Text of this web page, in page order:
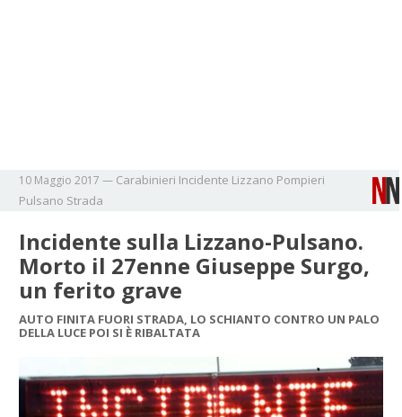
10 Maggio 2017 — Carabinieri Incidente Lizzano Pompieri
Pulsano Strada
Incidente sulla Lizzano-Pulsano.
Morto il 27enne Giuseppe Surgo,
un ferito grave
AUTO FINITA FUORI STRADA, LO SCHIANTO CONTRO UN PALO
DELLA LUCE POI SI È RIBALTATA